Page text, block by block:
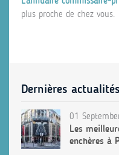
plus proche de chez vous.
Dernières actualités
01
Les
enchères à